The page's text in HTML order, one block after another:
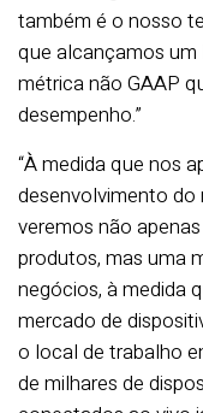
também é o nosso
que alcançamos
métrica não GAAP
desempenho.”
“À medida que nos
desenvolvimento do
veremos não
produtos, mas uma
negócios, à medida
mercado de
o local de trabalho
de milhares de